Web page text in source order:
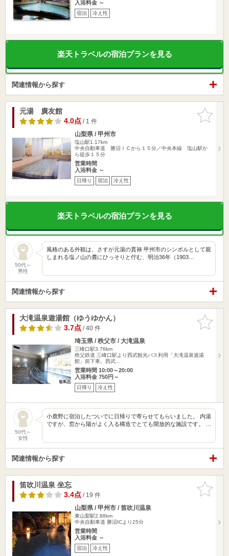
入浴料金 ～
宿泊 冷え性
楽天トラベルの宿泊プランを見る
関連情報から探す
お気に入
りに追加
元湯 廣友館
4.0点/ 1 件
山梨県 / 甲州市
塩山駅1.17km
中央自動車道 勝沼ＩＣから１５分／中央本線 塩山駅か
ら徒歩１５分
営業時間
入浴料金 ～
日帰り 宿泊 冷え性
楽天トラベルの宿泊プランを見る
50代～
男性
風格のある外観は、さすが元湯の貫禄 甲州市のシンボルとして親
しまれる塩ノ山の麓にひっそりと佇む、明治36年（1903…
関連情報から探す
お気に入
りに追加
大滝温泉遊湯館（ゆうゆかん）
3.7点/ 40 件
埼玉県 / 秩父市 / 大滝温泉
三峰口駅3.76km
秩父鉄道 三峰口駅より西武観光バス利用「大滝温泉遊湯
館」前下車。西武…
営業時間 10:00～20:00
入浴料金 750円～
日帰り 冷え性
50代～
女性
小鹿野に宿泊したついでに日帰りで寄らせてもらいました。 内湯
ですが、窓から陽がよく入る構造でとても開放的な施設です。 …
関連情報から探す
お気に入
りに追加
笛吹川温泉 坐忘
3.4点/ 19 件
山梨県 / 甲州市 / 笛吹川温泉
東山梨駅2.88km
中央自動車道 勝沼ICより25分
営業時間
入浴料金 ～
宿泊 冷え性